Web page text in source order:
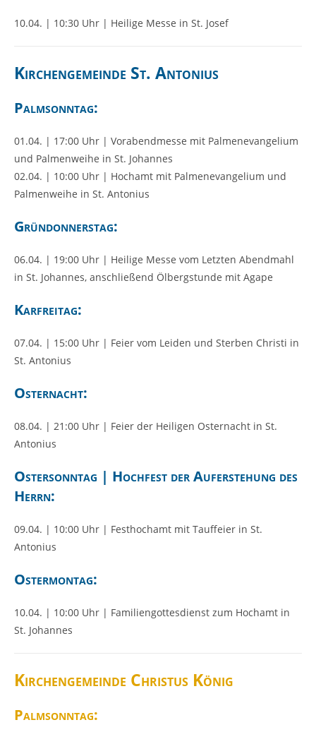
10.04. | 10:30 Uhr | Heilige Messe in St. Josef
Kirchengemeinde St. Antonius
Palmsonntag:
01.04. | 17:00 Uhr | Vorabendmesse mit Palmenevangelium
und Palmenweihe in St. Johannes
02.04. | 10:00 Uhr | Hochamt mit Palmenevangelium und
Palmenweihe in St. Antonius
Gründonnerstag:
06.04. | 19:00 Uhr | Heilige Messe vom Letzten Abendmahl
in St. Johannes, anschließend Ölbergstunde mit Agape
Karfreitag:
07.04. | 15:00 Uhr | Feier vom Leiden und Sterben Christi in
St. Antonius
Osternacht:
08.04. | 21:00 Uhr | Feier der Heiligen Osternacht in St.
Antonius
Ostersonntag | Hochfest der Auferstehung des
Herrn:
09.04. | 10:00 Uhr | Festhochamt mit Tauffeier in St.
Antonius
Ostermontag:
10.04. | 10:00 Uhr | Familiengottesdienst zum Hochamt in
St. Johannes
Kirchengemeinde Christus König
Palmsonntag: